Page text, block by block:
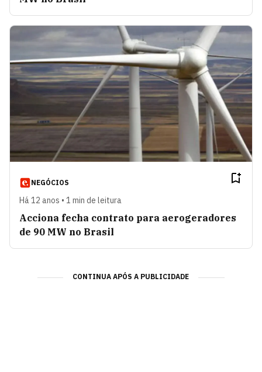
NEGÓCIOS
Há 12 anos • 1 min de leitura
Acciona fecha contrato para aerogeradores
de 90 MW no Brasil
CONTINUA APÓS A PUBLICIDADE